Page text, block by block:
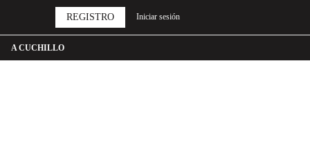
A CUCHILLO
REGISTRO Iniciar sesión